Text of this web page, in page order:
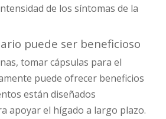
de los síntomas de la
puede ser beneficioso
tomar cápsulas para el
puede ofrecer beneficios
están diseñados
apoyar el hígado a largo plazo.